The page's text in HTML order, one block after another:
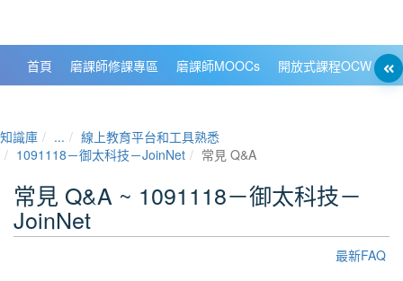
首頁 磨課師修課專區 磨課師MOOCs 開放式課程OCW
知識庫 ...
線上教育平台和工具熟悉
1091118－御太科技－JoinNet
常見 Q&A
常見 Q&A ~ 1091118－御太科技－
JoinNet
最新FAQ